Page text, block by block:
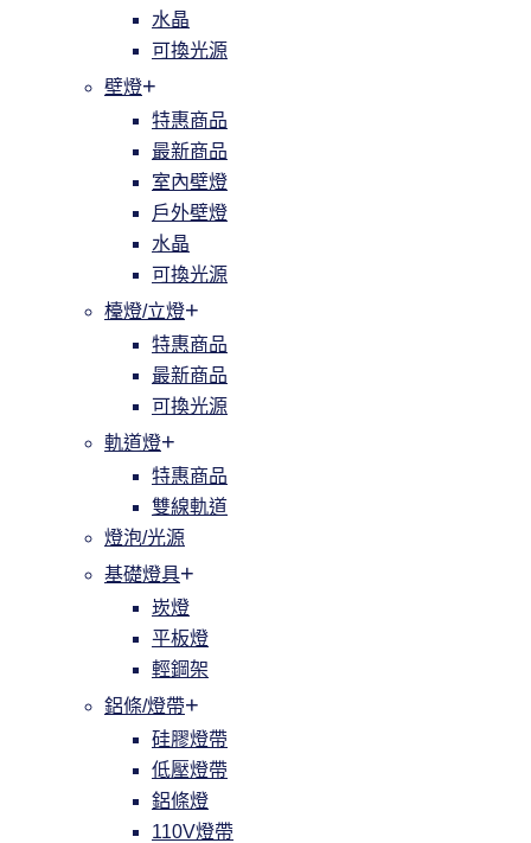
水晶
可換光源
壁燈
特惠商品
最新商品
室內壁燈
戶外壁燈
水晶
可換光源
檯燈/立燈
特惠商品
最新商品
可換光源
軌道燈
特惠商品
雙線軌道
燈泡/光源
基礎燈具
崁燈
平板燈
輕鋼架
鋁條/燈帶
硅膠燈帶
低壓燈帶
鋁條燈
110V燈帶